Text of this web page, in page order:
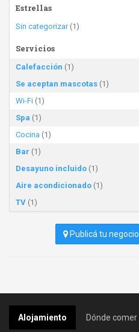
Estrellas
Sin categorizar(1)
Servicios
Calefacción (1)
Se aceptan mascotas (1)
Wi-Fi (1)
Spa (1)
Cocina (1)
Bar (1)
Desayuno incluido (1)
Aire acondicionado (1)
TV (1)
Publicá tu negocio
Alojamiento Dónde comer